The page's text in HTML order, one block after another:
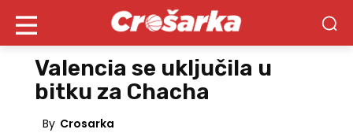
Valencia se uključila u
bitku za Chacha
By Crosarka